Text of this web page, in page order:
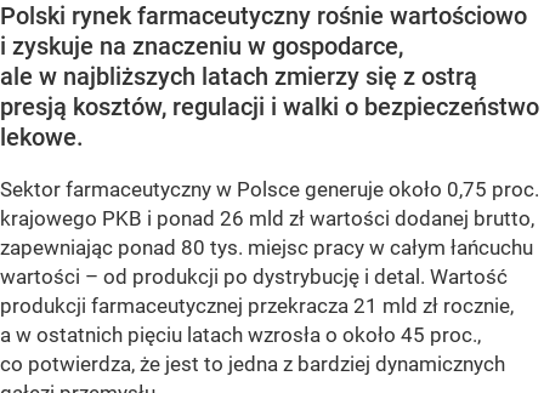
Polski rynek farmaceutyczny rośnie wartościowo
i zyskuje na znaczeniu w gospodarce,
ale w najbliższych latach zmierzy się z ostrą
presją kosztów, regulacji i walki o bezpieczeństwo
lekowe.
Sektor farmaceutyczny w Polsce generuje około 0,75 proc.
krajowego PKB i ponad 26 mld zł wartości dodanej brutto,
zapewniając ponad 80 tys. miejsc pracy w całym łańcuchu
wartości – od produkcji po dystrybucję i detal. Wartość
produkcji farmaceutycznej przekracza 21 mld zł rocznie,
a w ostatnich pięciu latach wzrosła o około 45 proc.,
co potwierdza, że jest to jedna z bardziej dynamicznych